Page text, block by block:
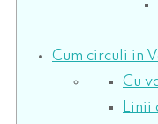
Cum circuli in
Cu
Linii